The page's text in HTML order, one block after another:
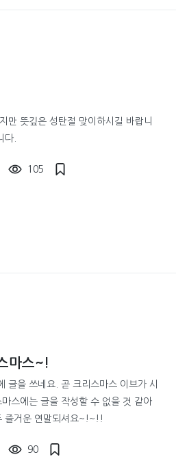
만 뜻깊은 성탄절 맞이하시길 바랍니
다.
105
마스~!
글을 쓰네요. 곧 크리스마스 이브가 시
스에는 글을 작성할 수 없을 것 같아
즐거운 연말되셔요~!~!!
90